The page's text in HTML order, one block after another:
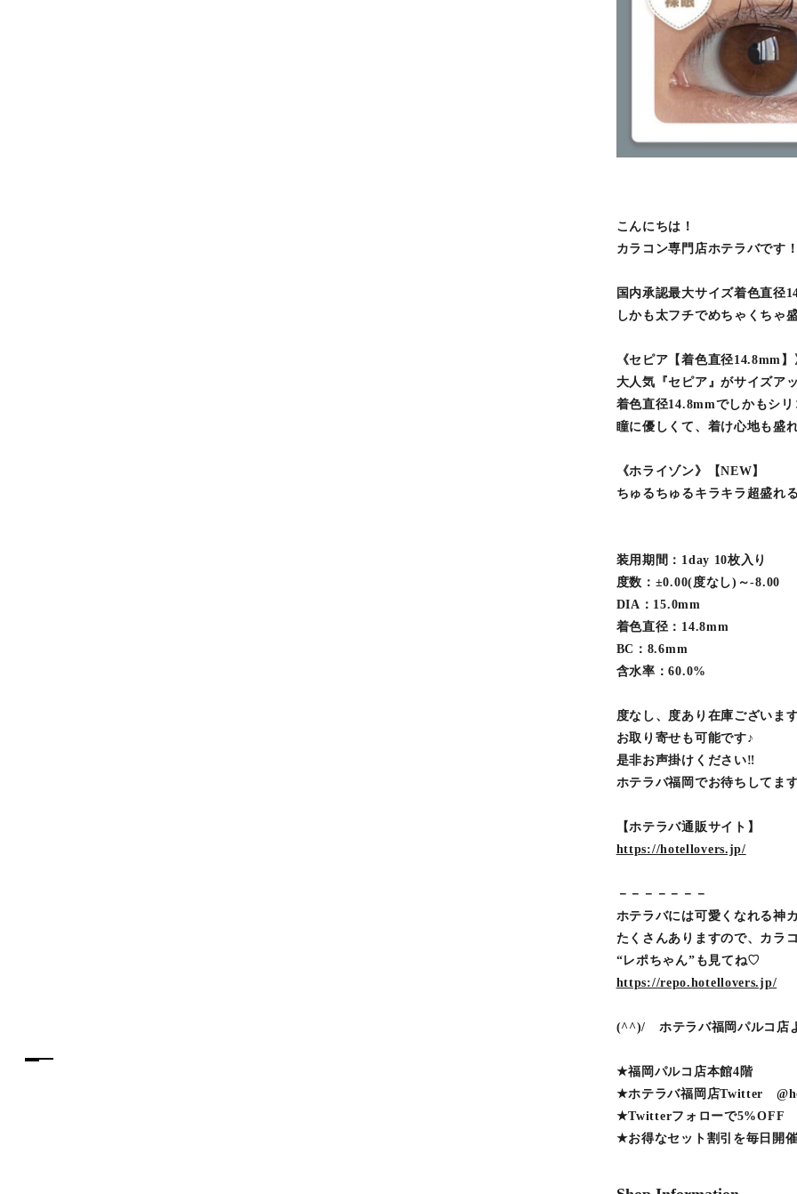
こんにちは！
カラコン専門店ホテラバです！
国内承認最大サイズ着色直径
しかも太フチでめちゃくちゃ
《セピア【着色直径14.8mm】
大人気『セピア』がサイズア
着色直径14.8mmでしかもシ
瞳に優しくて、着け心地も盛
《ホライゾン》【NEW】
ちゅるちゅるキラキラ超盛れ
装用期間：1day 10枚入り
度数：±0.00(度なし)～-8.00
DIA：15.0mm
着色直径：14.8mm
BC：8.6mm
含水率：60.0%
度なし、度あり在庫ございま
お取り寄せも可能です♪
是非お声掛けください‼︎
ホテラバ福岡でお待ちしてます
【ホテラバ通販サイト】
https://hotellovers.jp/
－－－－－－－
ホテラバには可愛くなれる神
たくさんありますので、カラ
“レポちゃん”も見てね♡
https://repo.hotellovers.jp/
(^^)/ ホテラバ福岡パルコ店
★福岡パルコ店本館4階
★ホテラバ福岡店Twitter
★Twitterフォローで5%OFF
★お得なセット割引を毎日開催